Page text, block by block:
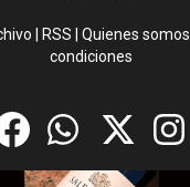
RSS |Quienes somos
condiciones